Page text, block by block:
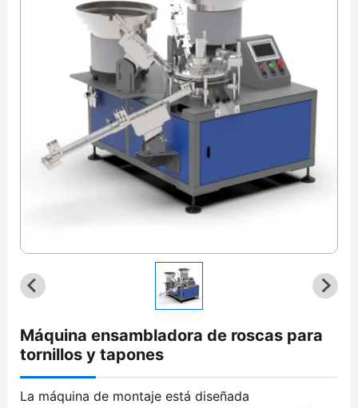
Máquina ensambladora de roscas para
tornillos y tapones
La máquina de montaje está diseñada